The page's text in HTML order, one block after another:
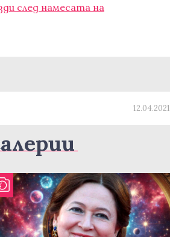
след намесата на
12.04.2021